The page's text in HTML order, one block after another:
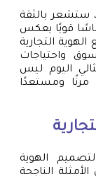
ستشعر بالثقة
قويًا يعكس
التجارية
واحتياجات
اليوم ليس
ومستعدًا
الهوية
الناجحة